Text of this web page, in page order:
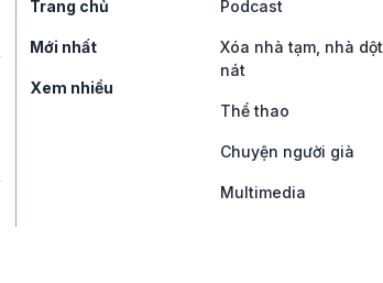
Trang chủ
Mới nhất
Xem nhiều
Podcast
Xóa nhà tạm, nhà dột
nát
Thể thao
Chuyện người già
Multimedia